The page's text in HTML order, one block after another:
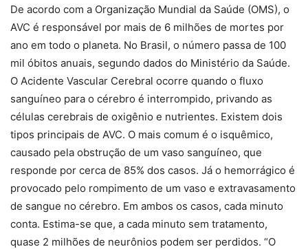
De acordo com a Organização Mundial da Saúde (OMS), o
AVC é responsável por mais de 6 milhões de mortes por
ano em todo o planeta. No Brasil, o número passa de 100
mil óbitos anuais, segundo dados do Ministério da Saúde.
O Acidente Vascular Cerebral ocorre quando o fluxo
sanguíneo para o cérebro é interrompido, privando as
células cerebrais de oxigênio e nutrientes. Existem dois
tipos principais de AVC. O mais comum é o isquêmico,
causado pela obstrução de um vaso sanguíneo, que
responde por cerca de 85% dos casos. Já o hemorrágico é
provocado pelo rompimento de um vaso e extravasamento
de sangue no cérebro. Em ambos os casos, cada minuto
conta. Estima-se que, a cada minuto sem tratamento,
quase 2 milhões de neurônios podem ser perdidos. “O